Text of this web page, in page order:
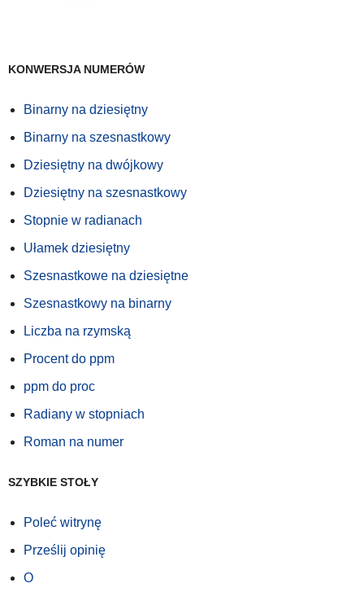
KONWERSJA NUMERÓW
Binarny na dziesiętny
Binarny na szesnastkowy
Dziesiętny na dwójkowy
Dziesiętny na szesnastkowy
Stopnie w radianach
Ułamek dziesiętny
Szesnastkowe na dziesiętne
Szesnastkowy na binarny
Liczba na rzymską
Procent do ppm
ppm do proc
Radiany w stopniach
Roman na numer
SZYBKIE STOŁY
Poleć witrynę
Prześlij opinię
O